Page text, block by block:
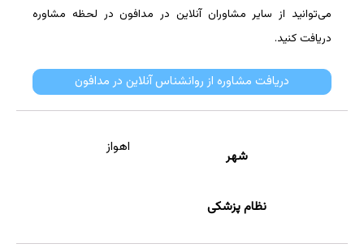
می‌توانید از سایر مشاوران آنلاین در مدافون در لحظه مشاوره
دریافت کنید.
دریافت مشاوره از روانشناس آنلاین در مدافون
شهر
اهواز
نظام پزشکی